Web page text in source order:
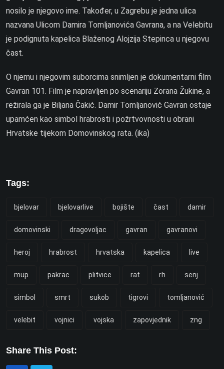
nosilo je njegovo ime. Također, u Zagrebu je jedna ulica
nazvana Ulicom Damira Tomljanovića Gavrana, a na Velebitu
je podignuta kapelica Blaženog Alojzija Stepinca u njegovu
čast.
O njemu i njegovim suborcima snimljen je dokumentarni film
Gavran 101. Film je napravljen po scenariju Zorana Žukine, a
režirala ga je Biljana Čakić. Damir Tomljanović Gavran ostaje
upamćen kao simbol hrabrosti i požrtvovnosti u obrani
Hrvatske tijekom Domovinskog rata. (ika)
Tags:
bjelovar bjelovarlive bojište čast damir
domovinski dragovoljac gavran gavranovi
heroj hrabrost hrvatska kapelica live
mup pakrac plitvice rat rh senj
simbol smrt sukob tigrovi tomljanović
velebit vojnici vojska zapovjednik zng
Share This Post: